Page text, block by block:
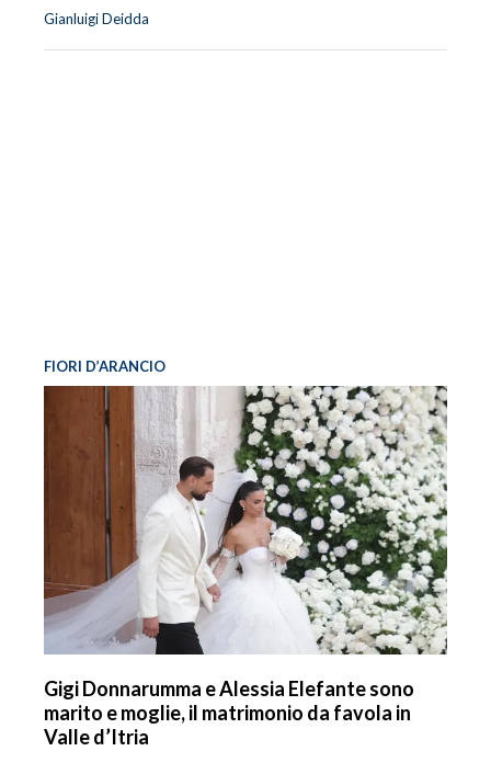
Gianluigi Deidda
FIORI D’ARANCIO
Gigi Donnarumma e Alessia Elefante sono
marito e moglie, il matrimonio da favola in
Valle d’Itria